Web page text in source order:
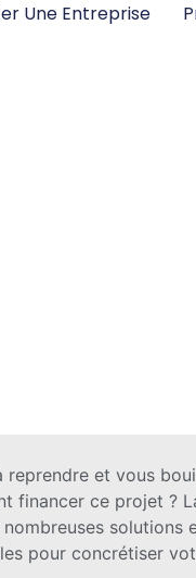
Une Entreprise
et vous
financer ce projet ?
nombreuses
pour concrétiser